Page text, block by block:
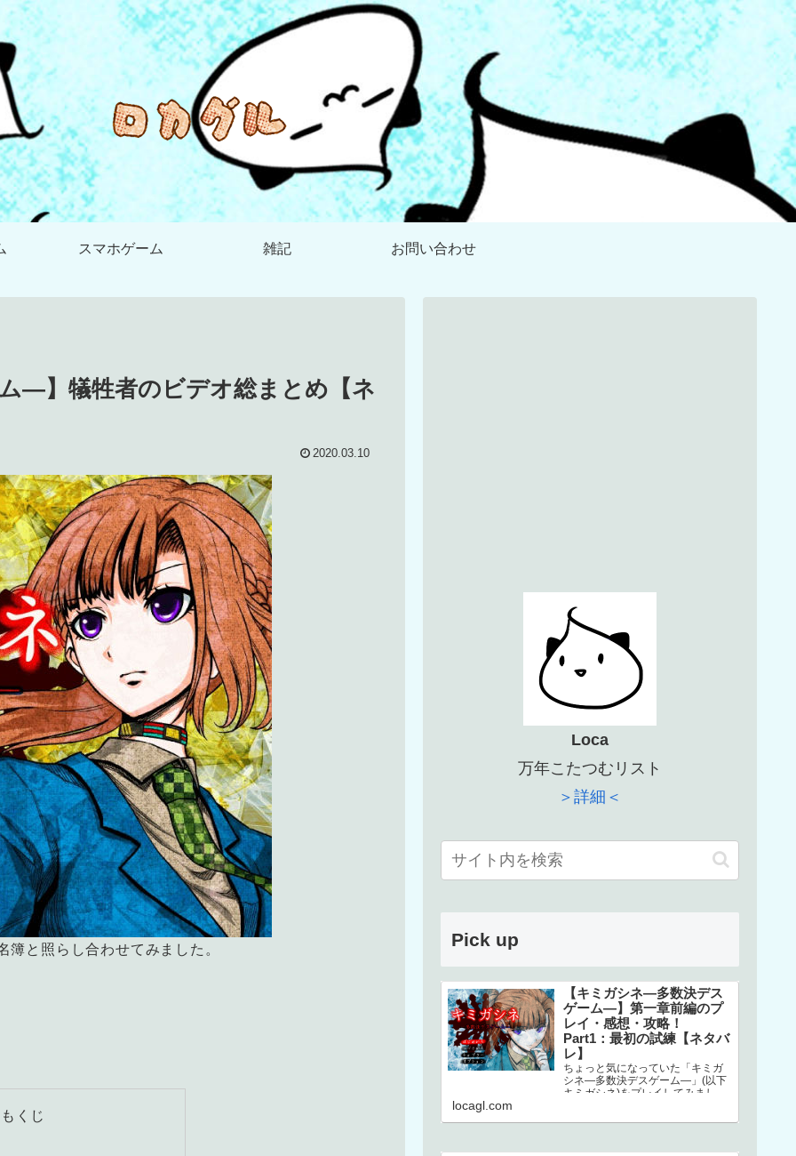
スマホゲーム 雑記 お問い合わせ
―】犠牲者のビデオ総まとめ【ネ
2020.03.10
と照らし合わせてみました。
もくじ
Loca
万年こたつむリスト
＞詳細＜
Pick up
【キミガシネ―多数決デス
ゲーム―】第一章前編のプ
レイ・感想・攻略！
Part1：最初の試練【ネタバ
レ】
ちょっと気になっていた「キミガ
シネ―多数決デスゲーム―」(以下
キミガシネ)をプレイしてみまし
locagl.com